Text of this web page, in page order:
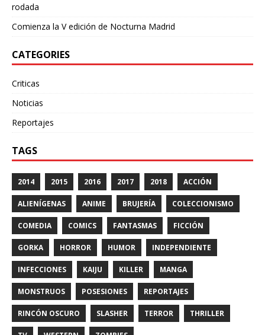
rodada
Comienza la V edición de Nocturna Madrid
CATEGORIES
Criticas
Noticias
Reportajes
TAGS
2014 2015 2016 2017 2018 ACCIÓN
ALIENÍGENAS ANIME BRUJERÍA COLECCIONISMO
COMEDIA COMICS FANTASMAS FICCIÓN
GORKA HORROR HUMOR INDEPENDIENTE
INFECCIONES KAIJU KILLER MANGA
MONSTRUOS POSESIONES REPORTAJES
RINCÓN OSCURO SLASHER TERROR THRILLER